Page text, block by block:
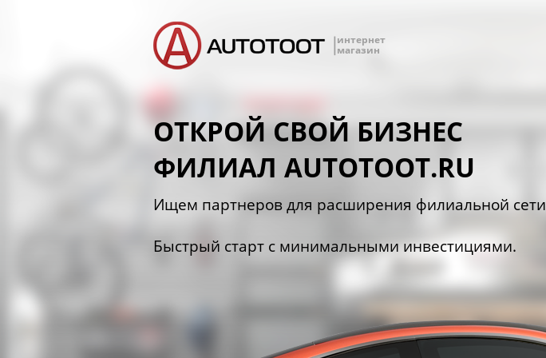
интернет
магазин
ОТКРОЙ СВОЙ БИЗНЕС
ФИЛИАЛ AUTOTOOT.RU
Ищем партнеров для расширения филиальной сети
Быстрый старт с минимальными инвестициями.